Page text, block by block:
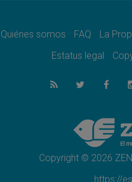
08.08.2026
del Buen
Filipinas: el
se convierte
Honduras:
crisis olvidada
Quiénes somos FAQ La
Estatus legal
Copyright © 2026
https://